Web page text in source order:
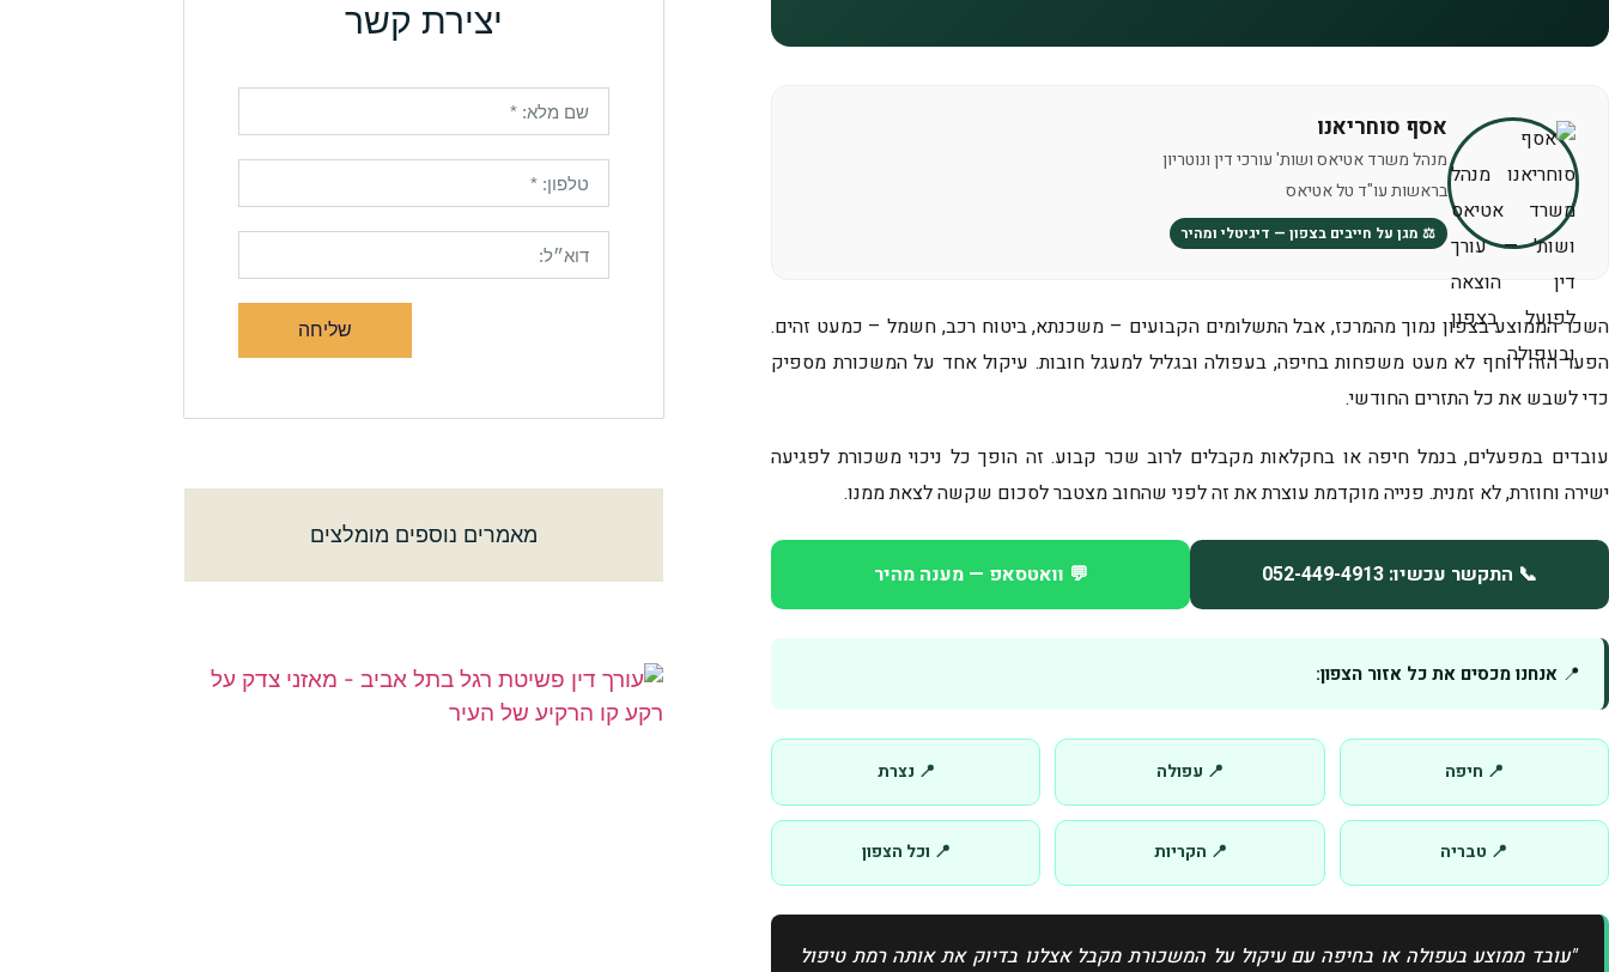
אסף סוחריאנו
מנהל משרד אטיאס ושות' עורכי דין ונוטריון
בראשות עו"ד טל אטיאס
⚖️ מגן על חייבים בצפון — דיגיטלי ומהיר
השכר הממוצע בצפון נמוך מהמרכז, אבל התשלומים הקבועים – משכנתא, ביטוח רכב, חשמל – כמעט זהים.
הפער הזה דוחף לא מעט משפחות בחיפה, בעפולה ובגליל למעגל חובות. עיקול אחד על המשכורת מספיק
כדי לשבש את כל התזרים החודשי.
עובדים במפעלים, בנמל חיפה או בחקלאות מקבלים לרוב שכר קבוע. זה הופך כל ניכוי משכורת לפגיעה
ישירה וחוזרת, לא זמנית. פנייה מוקדמת עוצרת את זה לפני שהחוב מצטבר לסכום שקשה לצאת ממנו.
📞 התקשר עכשיו: 052-449-4913 💬 וואטסאפ — מענה מהיר
📍 אנחנו מכסים את כל אזור הצפון:
📍 חיפה 📍 עפולה 📍 נצרת
📍 טבריה 📍 הקריות 📍 וכל הצפון
"עובד ממוצע בעפולה או בחיפה עם עיקול על המשכורת מקבל אצלנו בדיוק את אותה רמת טיפול
יצירת קשר
שליחה
מאמרים נוספים מומלצים